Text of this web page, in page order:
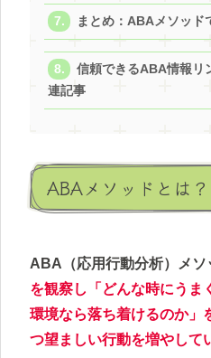
まとめ：ABAメソッド
信頼できるABA情報
連記事
ABAメソッドとは？
ABA（応用行動分析）メソ
を観察し「どんな時にうま
環境なら落ち着けるのか」
つ望ましい行動を増やして